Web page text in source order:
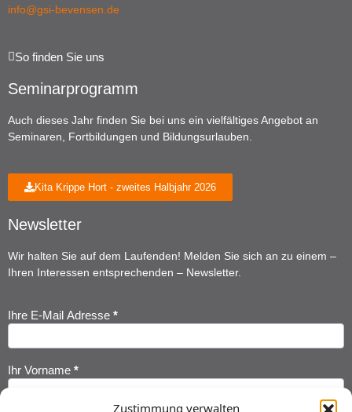
Zustimmung verwalten
info@gsi-bevensen.de
So finden Sie uns
Seminarprogramm
Auch dieses Jahr finden Sie bei uns ein vielfältiges Angebot an
Seminaren, Fortbildungen und Bildungsurlauben.
Kita Krippe Hort - zweites Halbjahr 2026
Newsletter
Wir halten Sie auf dem Laufenden! Melden Sie sich an zu einem –
Ihren Interessen entsprechenden – Newsletter.
Newsletter
Anmeldung
Ihre E-Mail Adresse *
Ihr Vorname *